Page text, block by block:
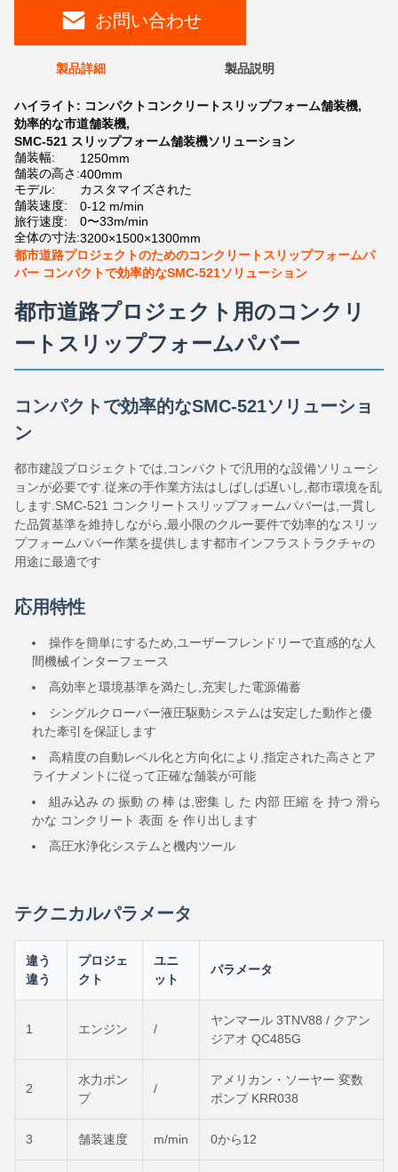
お問い合わせ
製品詳細 製品説明
ハイライト: コンパクトコンクリートスリップフォーム舗装機,
効率的な市道舗装機,
SMC-521 スリップフォーム舗装機ソリューション
舗装幅:
1250mm
舗装の高さ:400mm
モデル:
カスタマイズされた
舗装速度:
0-12 m/min
旅行速度:
0〜33m/min
全体の寸法:3200×1500×1300mm
都市道路プロジェクトのためのコンクリートスリップフォームパ
バー コンパクトで効率的なSMC-521ソリューション
都市道路プロジェクト用のコンクリ
ートスリップフォームパバー
コンパクトで効率的なSMC-521ソリューショ
ン
都市建設プロジェクトでは,コンパクトで汎用的な設備ソリューシ
ョンが必要です.従来の手作業方法はしばしば遅いし,都市環境を乱
します.SMC-521 コンクリートスリップフォームパバーは,一貫し
た品質基準を維持しながら,最小限のクルー要件で効率的なスリッ
プフォームパバー作業を提供します都市インフラストラクチャの
用途に最適です
応用特性
操作を簡単にするため,ユーザーフレンドリーで直感的な人
間機械インターフェース
高効率と環境基準を満たし,充実した電源備蓄
シングルクローバー液圧駆動システムは安定した動作と優
れた牽引を保証します
高精度の自動レベル化と方向化により,指定された高さとア
ライナメントに従って正確な舗装が可能
組み込み の 振動 の 棒 は,密集 し た 内部 圧縮 を 持つ 滑ら
かな コンクリート 表面 を 作り出します
高圧水浄化システムと機内ツール
テクニカルパラメータ
違う
違う
プロジェ
クト
ユニ
ット
パラメータ
1 エンジン /
ヤンマール 3TNV88 / クアン
ジアオ QC485G
2
水力ポン
プ
/
アメリカン・ソーヤー 変数
ポンプ KRR038
3 舗装速度 m/min 0から12